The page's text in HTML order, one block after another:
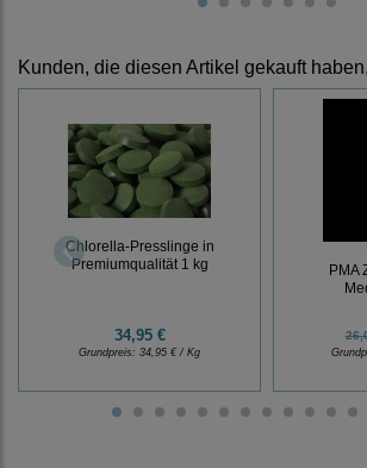
Kunden, die diesen Artikel gekauft
Chlorella-Presslinge in
Premiumqualität 1 kg
34,95 €
Grundpreis: 34,95 € / Kg
PMA